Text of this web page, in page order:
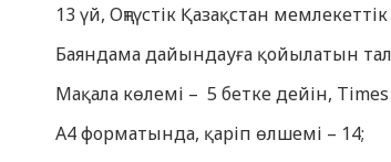
13 үй, Оңтүстік Қазақстан
Баяндама дайындауға қойылатын
Мақала көлемі – 5 бетке дейін, Times
А4 форматында, қаріп өлшемі – 14;